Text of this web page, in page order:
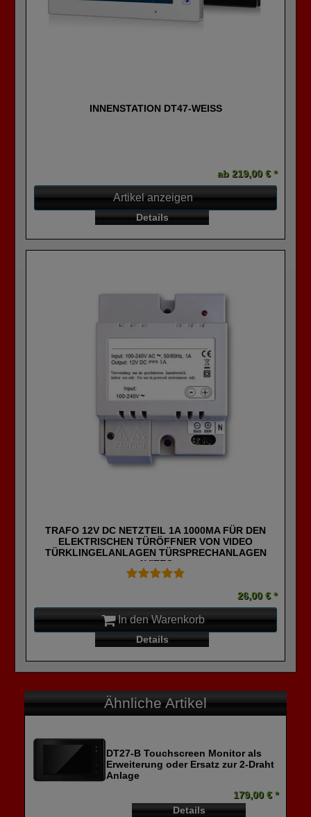
INNENSTATION DT47-WEISS
ab 219,00 € *
Artikel anzeigen
Details
TRAFO 12V DC NETZTEIL 1A 1000MA FÜR DEN
ELEKTRISCHEN TÜRÖFFNER VON VIDEO
TÜRKLINGELANLAGEN TÜRSPRECHANLAGEN
AVITEC
26,00 € *
In den Warenkorb
Details
Ähnliche Artikel
DT27-B Touchscreen Monitor als
Erweiterung oder Ersatz zur 2-Draht
Anlage
179,00 € *
Details